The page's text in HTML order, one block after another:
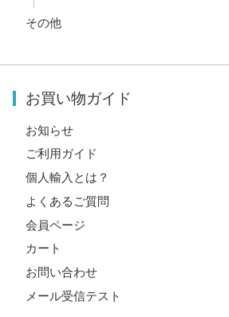
その他
お買い物ガイド
お知らせ
ご利用ガイド
個人輸入とは？
よくあるご質問
会員ページ
カート
お問い合わせ
メール受信テスト